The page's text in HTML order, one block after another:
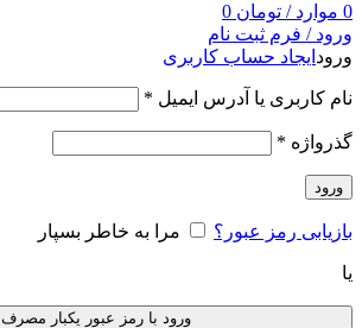
0 موارد / تومان
ورود / فرم ثبت نام
ورود ایجاد حساب کاربری
نام کاربری یا آدرس ایمیل *
گذرواژه *
ورود
بازیابی رمز عبور؟ مرا به خاطر بسپار
یا
ورود با رمز عبور یکبار مصرف